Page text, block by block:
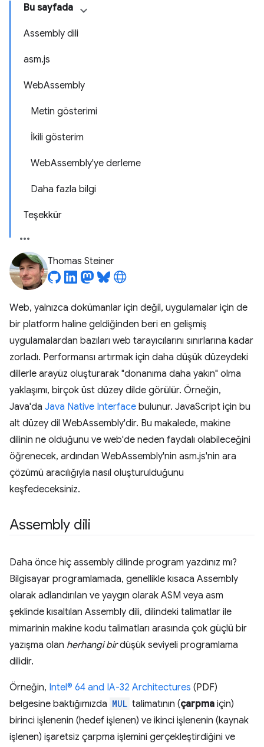
Bu sayfada
Assembly dili
asm.js
WebAssembly
Metin gösterimi
İkili gösterim
WebAssembly'ye derleme
Daha fazla bilgi
Teşekkür
Thomas Steiner
Web, yalnızca dokümanlar için değil, uygulamalar için de
bir platform haline geldiğinden beri en gelişmiş
uygulamalardan bazıları web tarayıcılarını sınırlarına kadar
zorladı. Performansı artırmak için daha düşük düzeydeki
dillerle arayüz oluşturarak "donanıma daha yakın" olma
yaklaşımı, birçok üst düzey dilde görülür. Örneğin,
Java'da Java Native Interface bulunur. JavaScript için bu
alt düzey dil WebAssembly'dir. Bu makalede, makine
dilinin ne olduğunu ve web'de neden faydalı olabileceğini
öğrenecek, ardından WebAssembly'nin asm.js'nin ara
çözümü aracılığıyla nasıl oluşturulduğunu
keşfedeceksiniz.
Assembly dili
Daha önce hiç assembly dilinde program yazdınız mı?
Bilgisayar programlamada, genellikle kısaca Assembly
olarak adlandırılan ve yaygın olarak ASM veya asm
şeklinde kısaltılan Assembly dili, dilindeki talimatlar ile
mimarinin makine kodu talimatları arasında çok güçlü bir
yazışma olan herhangi birdüşük seviyeli programlama
dilidir.
Örneğin, Intel® 64 and IA-32 Architectures (PDF)
belgesine baktığımızda MUL talimatının (çarpma için)
birinci işlenenin (hedef işlenen) ve ikinci işlenenin (kaynak
işlenen) işaretsiz çarpma işlemini gerçekleştirdiğini ve